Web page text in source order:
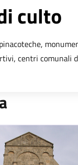
culto
centri comunali